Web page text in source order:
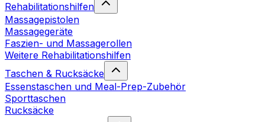
Rehabilitationshilfen
Massagepistolen
Massagegeräte
Faszien- und Massagerollen
Weitere Rehabilitationshilfen
Taschen & Rucksäcke
Essenstaschen und Meal-Prep-Zubehör
Sporttaschen
Rucksäcke